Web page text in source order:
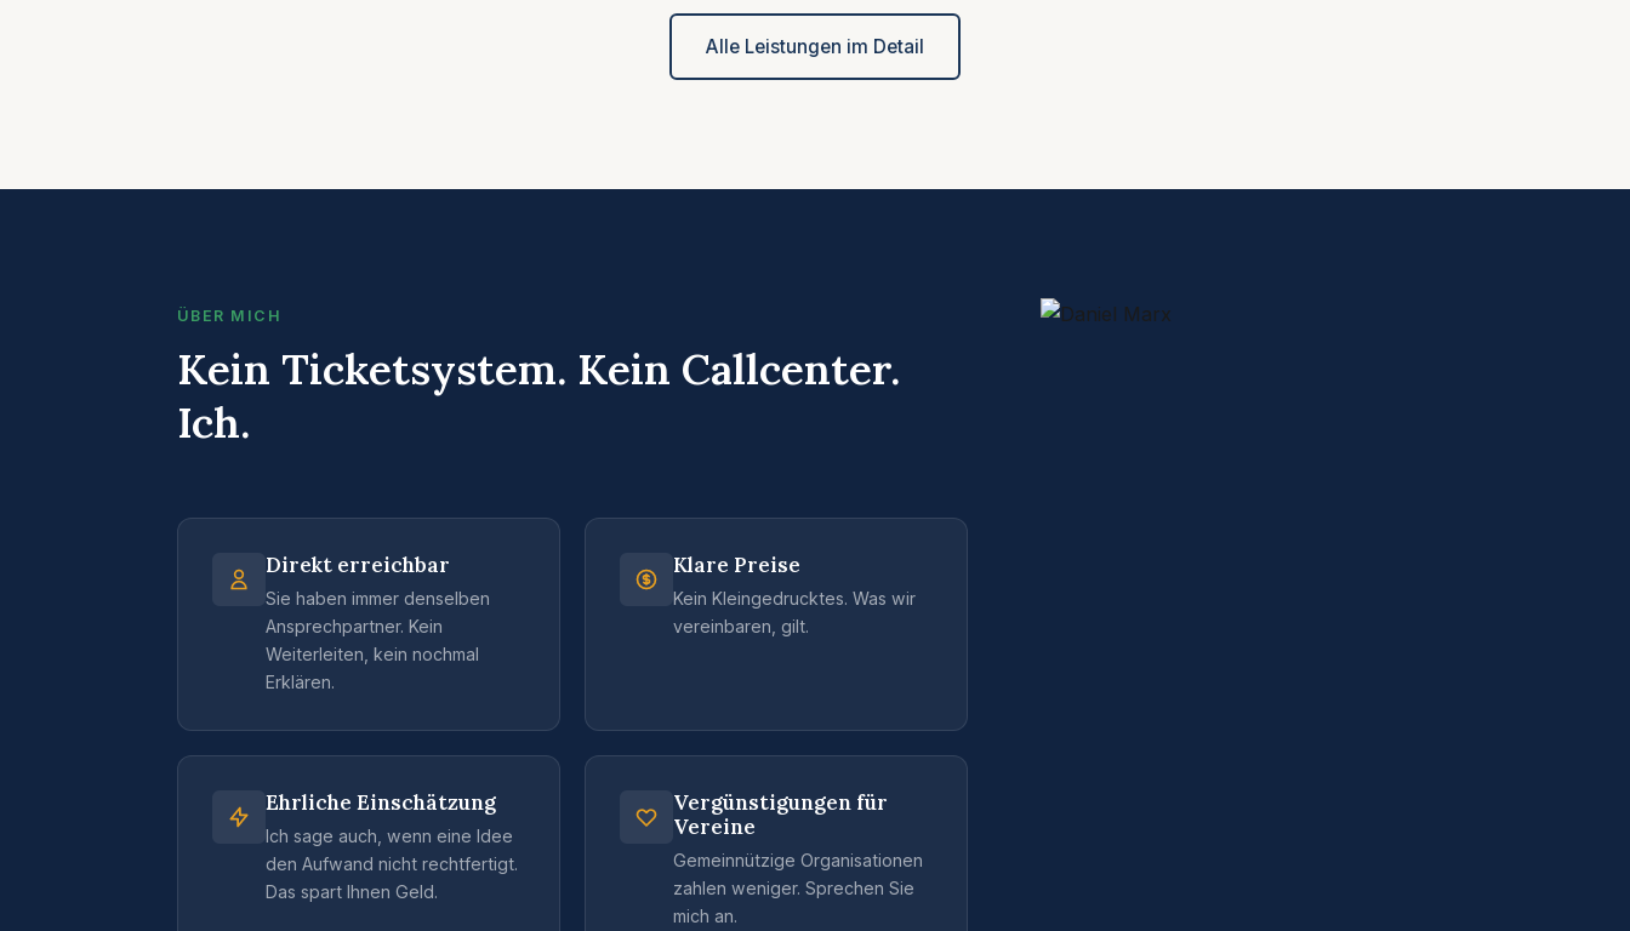
Alle Leistungen im Detail
ÜBER MICH
Kein Ticketsystem. Kein Callcenter.
Ich.
Direkt erreichbar
Sie haben immer denselben
Ansprechpartner. Kein
Weiterleiten, kein nochmal
Erklären.
Klare Preise
Kein Kleingedrucktes. Was wir
vereinbaren, gilt.
Ehrliche Einschätzung
Ich sage auch, wenn eine Idee
den Aufwand nicht rechtfertigt.
Das spart Ihnen Geld.
Vergünstigungen für
Vereine
Gemeinnützige Organisationen
zahlen weniger. Sprechen Sie
mich an.